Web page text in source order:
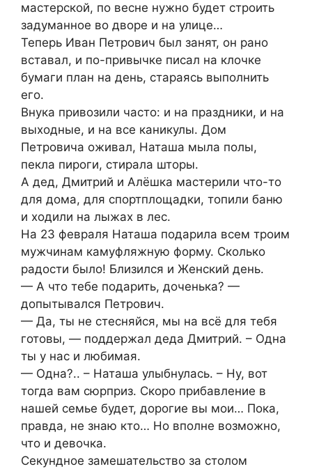
мастерской, по весне нужно будет строить
задуманное во дворе и на улице…
Теперь Иван Петрович был занят, он рано
вставал, и по-привычке писал на клочке
бумаги план на день, стараясь выполнить
его.
Внука привозили часто: и на праздники, и на
выходные, и на все каникулы. Дом
Петровича оживал, Наташа мыла полы,
пекла пироги, стирала шторы.
А дед, Дмитрий и Алёшка мастерили что-то
для дома, для спортплощадки, топили баню
и ходили на лыжах в лес.
На 23 февраля Наташа подарила всем троим
мужчинам камуфляжную форму. Сколько
радости было! Близился и Женский день.
— А что тебе подарить, доченька? —
допытывался Петрович.
— Да, ты не стесняйся, мы на всё для тебя
готовы, — поддержал деда Дмитрий. – Одна
ты у нас и любимая.
— Одна?.. – Наташа улыбнулась. – Ну, вот
тогда вам сюрприз. Скоро прибавление в
нашей семье будет, дорогие вы мои… Пока,
правда, не знаю кто… Но вполне возможно,
что и девочка.
Секундное замешательство за столом